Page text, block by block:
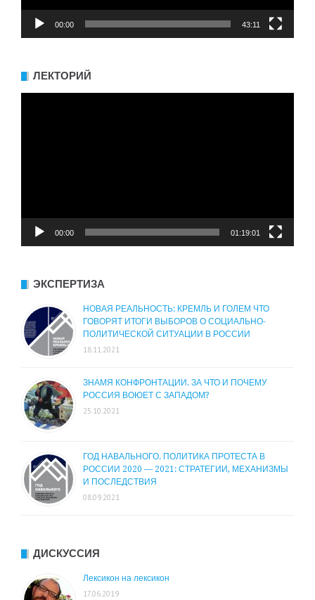
00:00 43:11
ЛЕКТОРИЙ
00:00 01:19:01
ЭКСПЕРТИЗА
НОВАЯ РЕАЛЬНОСТЬ: КРЕМЛЬ И ГОЛЕМ ЧТО
ГОВОРЯТ ИТОГИ ВЫБОРОВ О СОЦИАЛЬНО-
ПОЛИТИЧЕСКОЙ СИТУАЦИИ В РОССИИ
18.11.2021
ЗНАМЯ КОНФРОНТАЦИИ. ЗА ЧТО И ПОЧЕМУ
РОССИЯ ВОЮЕТ С ЗАПАДОМ?
25.10.2021
ГОД НАВАЛЬНОГО. ПОЛИТИКА ПРОТЕСТА В
РОССИИ 2020 — 2021: СТРАТЕГИИ, МЕХАНИЗМЫ
И ПОСЛЕДСТВИЯ
08.09.2021
ДИСКУССИЯ
Лексикон на лексикон
17.06.2019